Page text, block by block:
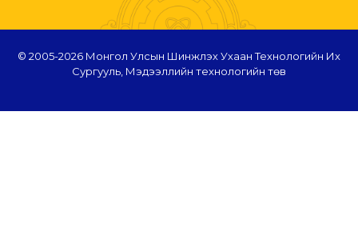
© 2005-2026 Монгол Улсын Шинжлэх Ухаан Технологийн Их
Сургууль, Мэдээллийн технологийн төв